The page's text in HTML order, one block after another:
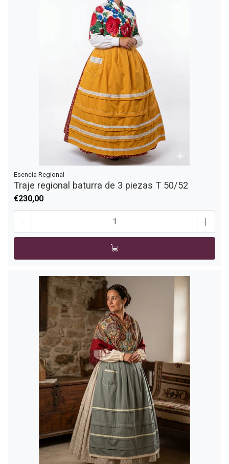
Esencia Regional
Traje regional baturra de 3 piezas T 50/52
€230,00
- +